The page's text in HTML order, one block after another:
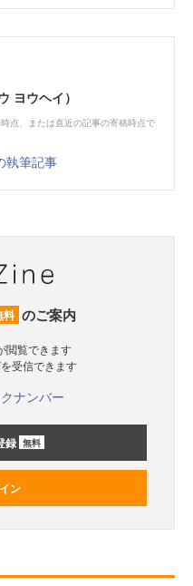
ヨウヘイ）
点、または直近の記事の寄稿時点で
執筆記事
料 のご案内
閲覧できます
受信できます
ナンバー
録 無料
ン